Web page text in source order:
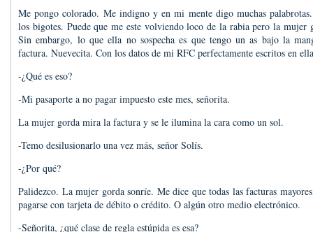
Me pongo colorado. Me indigno y en mi mente digo muchas
los bigotes. Puede que me este volviendo loco de la rabia pero la mujer
Sin embargo, lo que ella no sospecha es que tengo un as bajo la
factura. Nuevecita. Con los datos de mi RFC perfectamente escritos en
-¿Qué es eso?
-Mi pasaporte a no pagar impuesto este mes, señorita.
La mujer gorda mira la factura y se le ilumina la cara como un sol.
-Temo desilusionarlo una vez más, señor Solís.
-¿Por qué?
Palidezco. La mujer gorda sonríe. Me dice que todas las facturas
pagarse con tarjeta de débito o crédito. O algún otro medio electrónico.
-Señorita, ¿qué clase de regla estúpida es esa?